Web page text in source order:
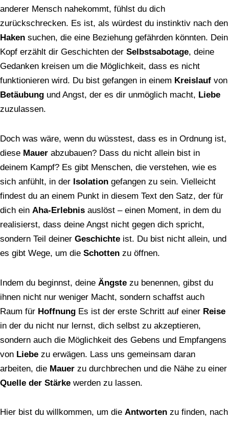
anderer Mensch nahekommt, fühlst du dich
zurückschrecken. Es ist, als würdest du instinktiv nach den
Haken suchen, die eine Beziehung gefährden könnten. Dein
Kopf erzählt dir Geschichten der Selbstsabotage, deine
Gedanken kreisen um die Möglichkeit, dass es nicht
funktionieren wird. Du bist gefangen in einem Kreislauf von
Betäubung und Angst, der es dir unmöglich macht, Liebe
zuzulassen.
Doch was wäre, wenn du wüsstest, dass es in Ordnung ist,
diese Mauer abzubauen? Dass du nicht allein bist in
deinem Kampf? Es gibt Menschen, die verstehen, wie es
sich anfühlt, in der Isolation gefangen zu sein. Vielleicht
findest du an einem Punkt in diesem Text den Satz, der für
dich ein Aha-Erlebnis auslöst – einen Moment, in dem du
realisierst, dass deine Angst nicht gegen dich spricht,
sondern Teil deiner Geschichte ist. Du bist nicht allein, und
es gibt Wege, um die Schotten zu öffnen.
Indem du beginnst, deine Ängste zu benennen, gibst du
ihnen nicht nur weniger Macht, sondern schaffst auch
Raum für Hoffnung Es ist der erste Schritt auf einer Reise
in der du nicht nur lernst, dich selbst zu akzeptieren,
sondern auch die Möglichkeit des Gebens und Empfangens
von Liebe zu erwägen. Lass uns gemeinsam daran
arbeiten, die Mauer zu durchbrechen und die Nähe zu einer
Quelle der Stärke werden zu lassen.
Hier bist du willkommen, um die Antworten zu finden, nach